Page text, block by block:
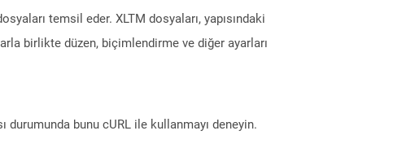
temsil eder. XLTM dosyaları, yapısındaki
birlikte düzen, biçimlendirme ve diğer ayarları
durumunda bunu cURL ile kullanmayı deneyin.